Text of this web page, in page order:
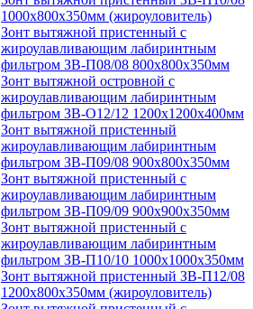
1000х800х350мм (жироуловитель)
Зонт вытяжной пристенный с
жироулавливающим лабиринтным
фильтром ЗВ-П08/08 800х800х350мм
Зонт вытяжной островной с
жироулавливающим лабиринтным
фильтром ЗВ-О12/12 1200х1200х400мм
Зонт вытяжной пристенный
жироулавливающим лабиринтным
фильтром ЗВ-П09/08 900х800х350мм
Зонт вытяжной пристенный с
жироулавливающим лабиринтным
фильтром ЗВ-П09/09 900х900х350мм
Зонт вытяжной пристенный с
жироулавливающим лабиринтным
фильтром ЗВ-П10/10 1000х1000х350мм
Зонт вытяжной пристенный ЗВ-П12/08
1200х800х350мм (жироуловитель)